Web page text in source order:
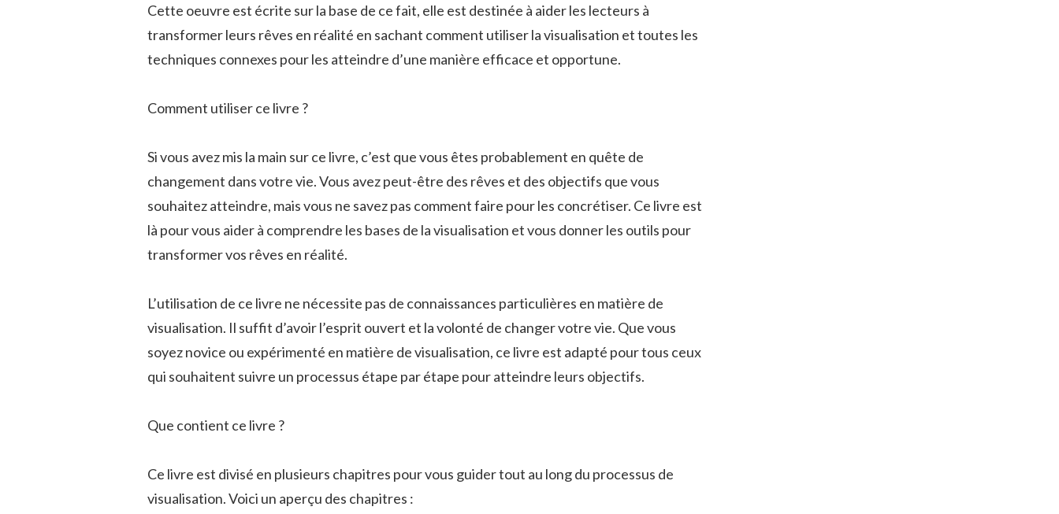
Cette oeuvre est écrite sur la base de ce fait, elle est destinée à aider les lecteurs à
transformer leurs rêves en réalité en sachant comment utiliser la visualisation et toutes les
techniques connexes pour les atteindre d’une manière efficace et opportune.
Comment utiliser ce livre ?
Si vous avez mis la main sur ce livre, c’est que vous êtes probablement en quête de
changement dans votre vie. Vous avez peut-être des rêves et des objectifs que vous
souhaitez atteindre, mais vous ne savez pas comment faire pour les concrétiser. Ce livre est
là pour vous aider à comprendre les bases de la visualisation et vous donner les outils pour
transformer vos rêves en réalité.
L’utilisation de ce livre ne nécessite pas de connaissances particulières en matière de
visualisation. Il suffit d’avoir l’esprit ouvert et la volonté de changer votre vie. Que vous
soyez novice ou expérimenté en matière de visualisation, ce livre est adapté pour tous ceux
qui souhaitent suivre un processus étape par étape pour atteindre leurs objectifs.
Que contient ce livre ?
Ce livre est divisé en plusieurs chapitres pour vous guider tout au long du processus de
visualisation. Voici un aperçu des chapitres :